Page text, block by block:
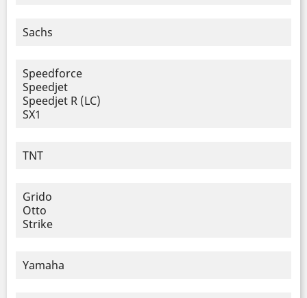
Sachs
Speedforce
Speedjet
Speedjet R (LC)
SX1
TNT
Grido
Otto
Strike
Yamaha